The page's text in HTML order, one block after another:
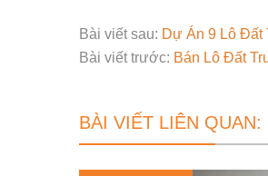
Bài viết sau: Dự Án 9 Lô Đất
Bài viết trước: Bán Lô Đất
BÀI VIẾT LIÊN QUAN: